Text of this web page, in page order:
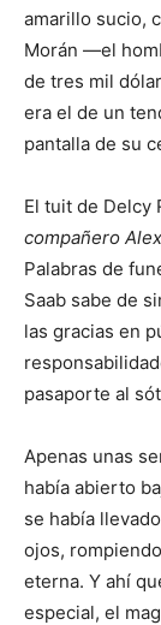
amarillo sucio,
Morán —el
de tres mil
era el de un
pantalla de su
El tuit de Delcy
compañero
Palabras de
Saab sabe de
las gracias en
pasaporte al
Apenas unas
había abierto
se había
ojos,
eterna. Y ahí
especial, el